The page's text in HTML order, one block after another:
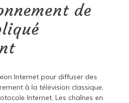
de
Internet pour diffuser des
à la télévision classique,
Internet. Les chaînes en